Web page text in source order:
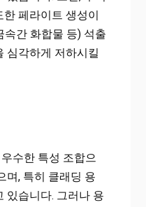
페라이트 생성이
속간 화합물 등) 석출
심각하게 저하시킬
수한 특성 조합으
며, 특히 클래딩 용
있습니다. 그러나 용